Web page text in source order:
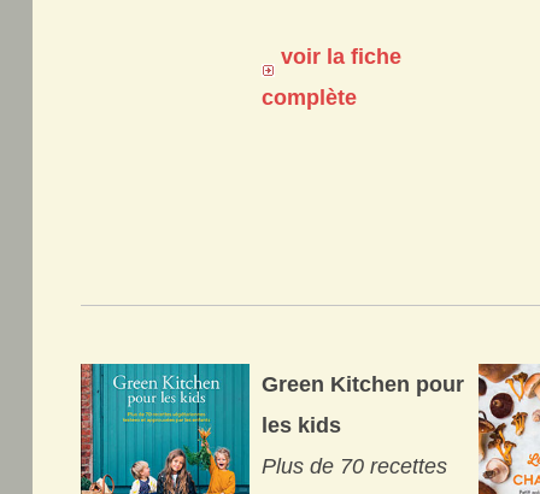
voir la fiche
complète
Green Kitchen pour
les kids
Plus de 70 recettes